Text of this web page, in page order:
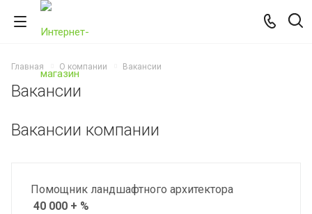
Главная О компании Вакансии
Вакансии
Вакансии компании
Помощник ландшафтного архитектора
40 000 + %